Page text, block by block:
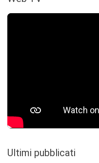
Ultimi pubblicati